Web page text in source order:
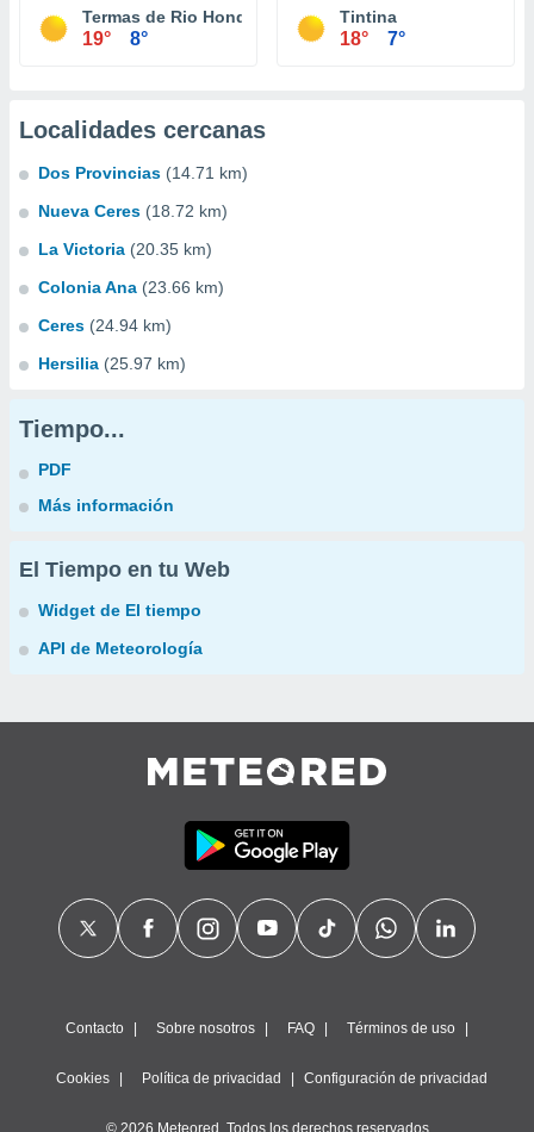
Termas de Rio Hondo
19° 8°
Tintina
18° 7°
Localidades cercanas
Dos Provincias (14.71 km)
Nueva Ceres (18.72 km)
La Victoria (20.35 km)
Colonia Ana (23.66 km)
Ceres (24.94 km)
Hersilia (25.97 km)
Tiempo...
PDF
Más información
El Tiempo en tu Web
Widget de El tiempo
API de Meteorología
Contacto Sobre nosotros FAQ Términos de uso
Cookies Política de privacidad Configuración de privacidad
© 2026 Meteored. Todos los derechos reservados